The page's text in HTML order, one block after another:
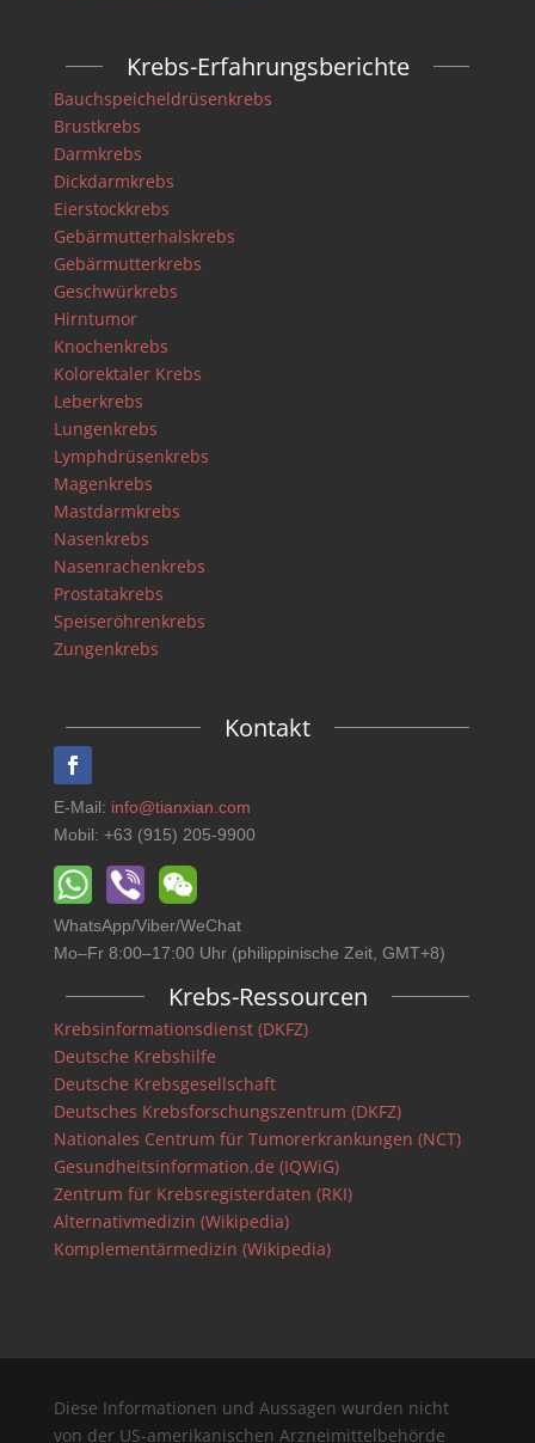
Krebs-Erfahrungsberichte
Bauchspeicheldrüsenkrebs
Brustkrebs
Darmkrebs
Dickdarmkrebs
Eierstockkrebs
Gebärmutterhalskrebs
Gebärmutterkrebs
Geschwürkrebs
Hirntumor
Knochenkrebs
Kolorektaler Krebs
Leberkrebs
Lungenkrebs
Lymphdrüsenkrebs
Magenkrebs
Mastdarmkrebs
Nasenkrebs
Nasenrachenkrebs
Prostatakrebs
Speiseröhrenkrebs
Zungenkrebs
Kontakt
E-Mail: info@tianxian.com
Mobil: +63 (915) 205-9900
WhatsApp/Viber/WeChat
Mo–Fr 8:00–17:00 Uhr (philippinische Zeit, GMT+8)
Krebs-Ressourcen
Krebsinformationsdienst (DKFZ)
Deutsche Krebshilfe
Deutsche Krebsgesellschaft
Deutsches Krebsforschungszentrum (DKFZ)
Nationales Centrum für Tumorerkrankungen (NCT)
Gesundheitsinformation.de (IQWiG)
Zentrum für Krebsregisterdaten (RKI)
Alternativmedizin (Wikipedia)
Komplementärmedizin (Wikipedia)
Diese Informationen und Aussagen wurden nicht
von der US-amerikanischen Arzneimittelbehörde